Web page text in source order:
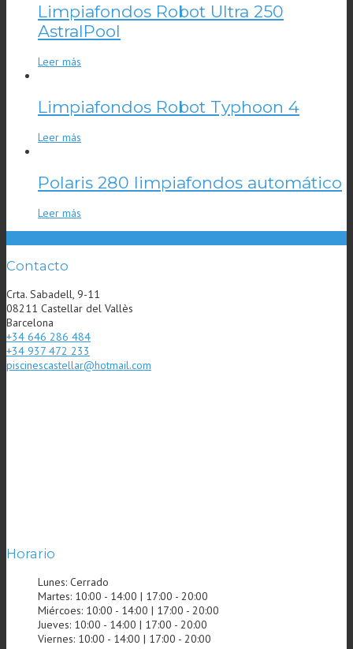
Limpiafondos Robot Ultra 250
AstralPool
Leer más
Limpiafondos Robot Typhoon 4
Leer más
Polaris 280 limpiafondos automático
Leer más
Contacto
Crta. Sabadell, 9-11
08211 Castellar del Vallès
Barcelona
+34 646 286 484
+34 937 472 233
piscinescastellar@hotmail.com
Horario
Lunes: Cerrado
Martes: 10:00 - 14:00 | 17:00 - 20:00
Miércoes: 10:00 - 14:00 | 17:00 - 20:00
Jueves: 10:00 - 14:00 | 17:00 - 20:00
Viernes: 10:00 - 14:00 | 17:00 - 20:00